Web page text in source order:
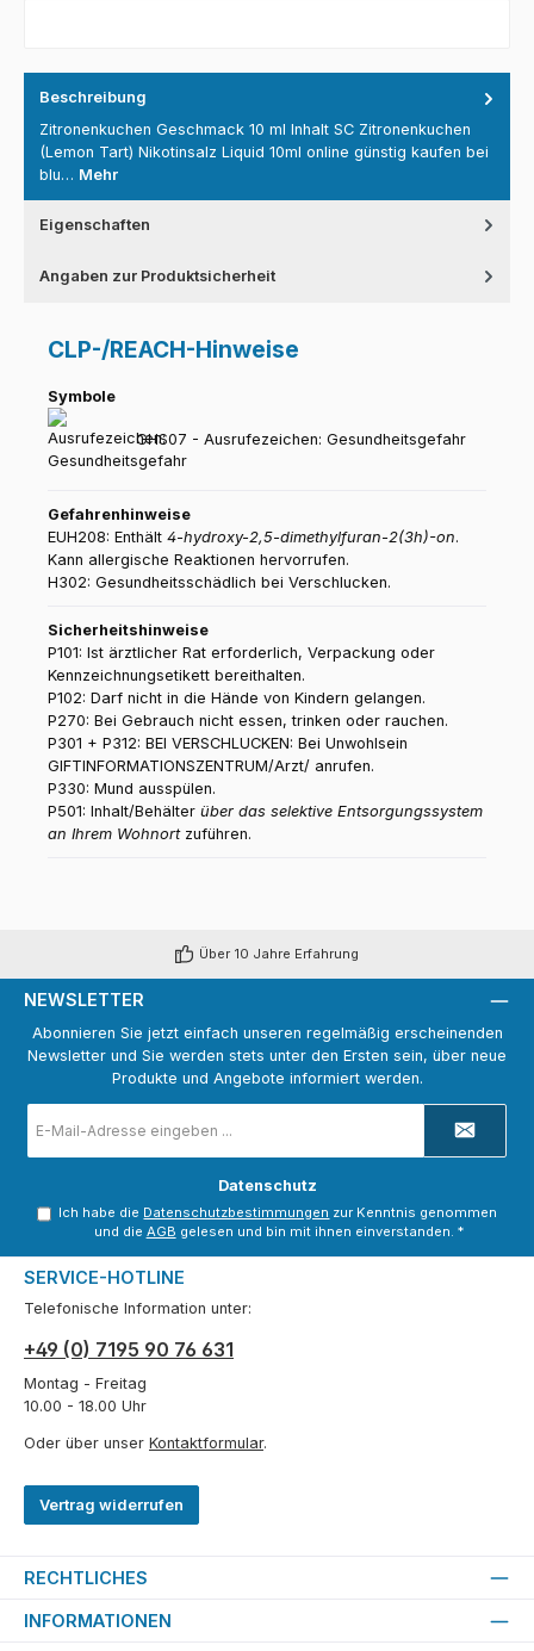
Beschreibung
Zitronenkuchen Geschmack 10 ml Inhalt SC Zitronenkuchen
(Lemon Tart) Nikotinsalz Liquid 10ml online günstig kaufen bei
blu… Mehr
Eigenschaften
Angaben zur Produktsicherheit
CLP-/REACH-Hinweise
Symbole
GHS07 - Ausrufezeichen: Gesundheitsgefahr
Gefahrenhinweise
EUH208: Enthält 4-hydroxy-2,5-dimethylfuran-2(3h)-on.
Kann allergische Reaktionen hervorrufen.
H302: Gesundheitsschädlich bei Verschlucken.
Sicherheitshinweise
P101: Ist ärztlicher Rat erforderlich, Verpackung oder
Kennzeichnungsetikett bereithalten.
P102: Darf nicht in die Hände von Kindern gelangen.
P270: Bei Gebrauch nicht essen, trinken oder rauchen.
P301 + P312: BEI VERSCHLUCKEN: Bei Unwohlsein
GIFTINFORMATIONSZENTRUM/Arzt/ anrufen.
P330: Mund ausspülen.
P501: Inhalt/Behälter über das selektive Entsorgungssystem
an Ihrem Wohnortzuführen.
Über 10 Jahre Erfahrung
NEWSLETTER
Abonnieren Sie jetzt einfach unseren regelmäßig erscheinenden
Newsletter und Sie werden stets unter den Ersten sein, über neue
Produkte und Angebote informiert werden.
Mail-
Adresse
Datenschutz
Ich habe die Datenschutzbestimmungen zur Kenntnis genommen
und die AGB gelesen und bin mit ihnen einverstanden. *
SERVICE-HOTLINE
Telefonische Information unter:
+49 (0) 7195 90 76 631
Montag - Freitag
10.00 - 18.00 Uhr
Oder über unser Kontaktformular.
Vertrag widerrufen
RECHTLICHES
INFORMATIONEN